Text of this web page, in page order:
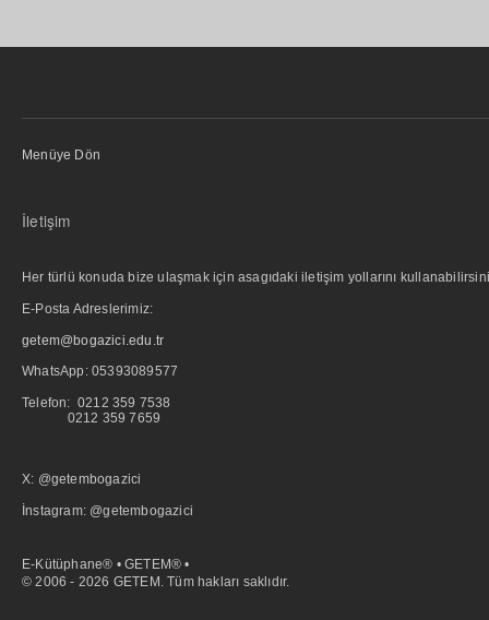
Menüye Dön
İletişim
Her türlü konuda bize ulaşmak için asagıdaki iletişim yollarını
E-Posta Adreslerimiz:
getem@bogazici.edu.tr
WhatsApp: 05393089577
Telefon: 0212 359 7538
0212 359 7659
X: @getembogazici
İnstagram: @getembogazici
E-Kütüphane® • GETEM® •
© 2006 - 2026 GETEM. Tüm hakları saklıdır.